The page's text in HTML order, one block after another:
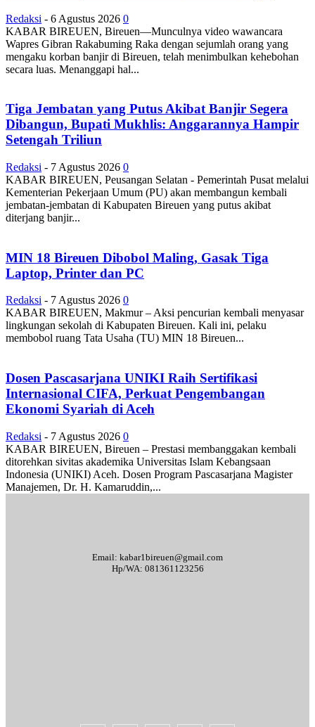
Redaksi - 6 Agustus 2026 0
KABAR BIREUEN, Bireuen—Munculnya video wawancara
Wapres Gibran Rakabuming Raka dengan sejumlah orang yang
mengaku korban banjir di Bireuen, telah menimbulkan kehebohan
secara luas. Menanggapi hal...
Tiga Jembatan yang Putus Akibat Banjir Segera
Dibangun, Bupati Mukhlis: Anggarannya Hampir
Setengah Triliun
Redaksi - 7 Agustus 2026 0
KABAR BIREUEN, Peusangan Selatan - Pemerintah Pusat melalui
Kementerian Pekerjaan Umum (PU) akan membangun kembali
jembatan-jembatan di Kabupaten Bireuen yang putus akibat
diterjang banjir...
MIN 18 Bireuen Dibobol Maling, Gasak Tiga
Laptop, Printer dan PC
Redaksi - 7 Agustus 2026 0
KABAR BIREUEN, Makmur – Aksi pencurian kembali menyasar
lingkungan sekolah di Kabupaten Bireuen. Kali ini, pelaku
membobol ruang Tata Usaha (TU) MIN 18 Bireuen...
Dosen Pascasarjana UNIKI Raih Sertifikasi
Internasional CIFA, Perkuat Pengembangan
Ekonomi Syariah di Aceh
Redaksi - 7 Agustus 2026 0
KABAR BIREUEN, Bireuen – Prestasi membanggakan kembali
ditorehkan sivitas akademika Universitas Islam Kebangsaan
Indonesia (UNIKI) Aceh. Dosen Program Pascasarjana Magister
Manajemen, Dr. H. Kamaruddin,...
Email: kabar1bireuen@gmail.com
Hp/WA: 081361123256